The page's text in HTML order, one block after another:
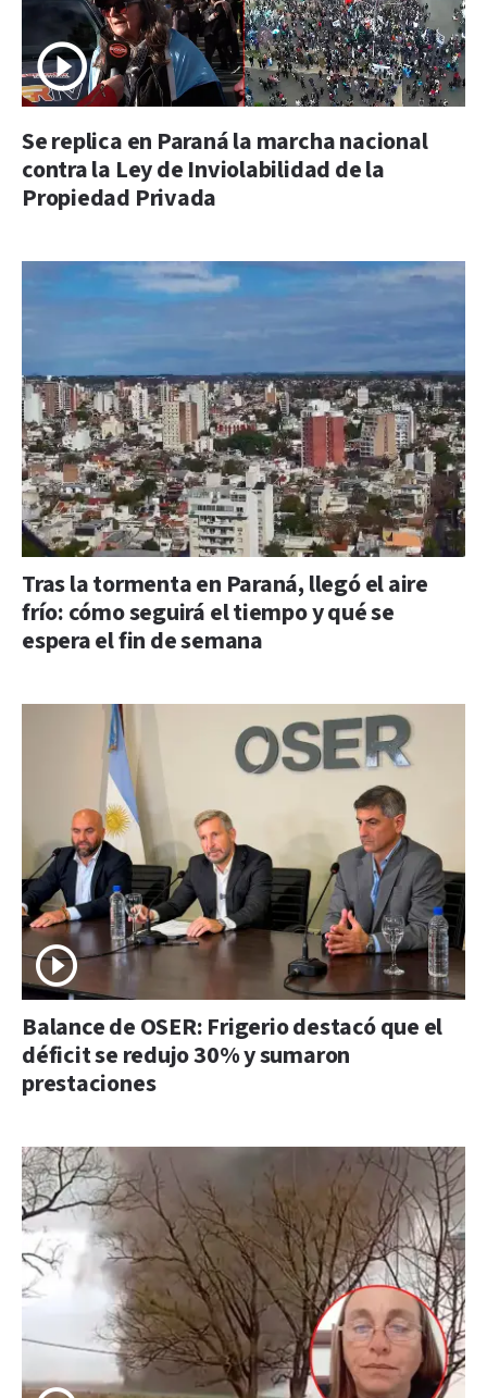
Se replica en Paraná la marcha nacional
contra la Ley de Inviolabilidad de la
Propiedad Privada
Tras la tormenta en Paraná, llegó el aire
frío: cómo seguirá el tiempo y qué se
espera el fin de semana
Balance de OSER: Frigerio destacó que el
déficit se redujo 30% y sumaron
prestaciones